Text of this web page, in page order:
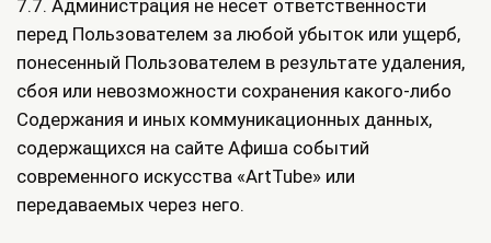
7.7. Администрация не несет ответственности
перед Пользователем за любой убыток или ущерб,
понесенный Пользователем в результате удаления,
сбоя или невозможности сохранения какого-либо
Содержания и иных коммуникационных данных,
содержащихся на сайте Афиша событий
современного искусства «ArtTube» или
передаваемых через него.